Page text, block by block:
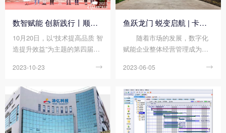
数智赋能 创新践行丨顺景软件荣获中国注塑产业“产品创新奖”
10月20日，以“技术提高品质 智
造提升效益”为主题的第四届中
协注塑制品专委会2023年年会
2023-10-23 
鱼跃龙门 蜕变启航 | 卡帝德塑化集团智慧化工厂项目启动
随着市场的发展，数字化
赋能企业整体经营管理成为现
步深化企业管理资源转型成
化集团携手顺景软件科技开启
企业数字化升级之旅。 全
方位塑胶原料改性专家...
2023-06-05 